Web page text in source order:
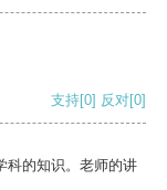
支持[0] 反对[0]
科的知识。老师的讲